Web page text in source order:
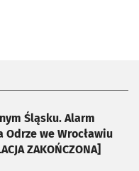
Śląsku. Alarm
Odrze we Wrocławiu
ZAKOŃCZONA]